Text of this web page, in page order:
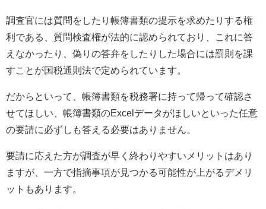
調査官には質問をしたり帳簿書類の提示を求めたりする権
利である、質問検査権が法的に認められており、これに答
えなかったり、偽りの答弁をしたりした場合には罰則を課
すことが国税通則法で定められています。
だからといって、帳簿書類を税務署に持って帰って確認さ
せてほしい、帳簿書類のExcelデータがほしいといった任意
の要請に必ずしも答える必要はありません。
要請に応えた方が調査が早く終わりやすいメリットはあり
ますが、一方で指摘事項が見つかる可能性が上がるデメリ
ットもあります。